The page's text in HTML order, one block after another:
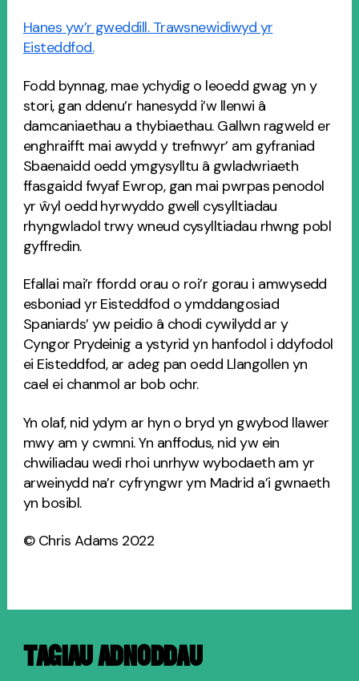
Hanes yw’r gweddill. Trawsnewidiwyd yr
Eisteddfod.
Fodd bynnag, mae ychydig o leoedd gwag yn y
stori, gan ddenu’r hanesydd i’w llenwi â
damcaniaethau a thybiaethau. Gallwn ragweld er
enghraifft mai awydd y trefnwyr’ am gyfraniad
Sbaenaidd oedd ymgysylltu â gwladwriaeth
ffasgaidd fwyaf Ewrop, gan mai pwrpas penodol
yr ŵyl oedd hyrwyddo gwell cysylltiadau
rhyngwladol trwy wneud cysylltiadau rhwng pobl
gyffredin.
Efallai mai’r ffordd orau o roi’r gorau i amwysedd
esboniad yr Eisteddfod o ymddangosiad
Spaniards’ yw peidio â chodi cywilydd ar y
Cyngor Prydeinig a ystyrid yn hanfodol i ddyfodol
ei Eisteddfod, ar adeg pan oedd Llangollen yn
cael ei chanmol ar bob ochr.
Yn olaf, nid ydym ar hyn o bryd yn gwybod llawer
mwy am y cwmni. Yn anffodus, nid yw ein
chwiliadau wedi rhoi unrhyw wybodaeth am yr
arweinydd na’r cyfryngwr ym Madrid a’i gwnaeth
yn bosibl.
© Chris Adams 2022
TAGIAU ADNODDAU